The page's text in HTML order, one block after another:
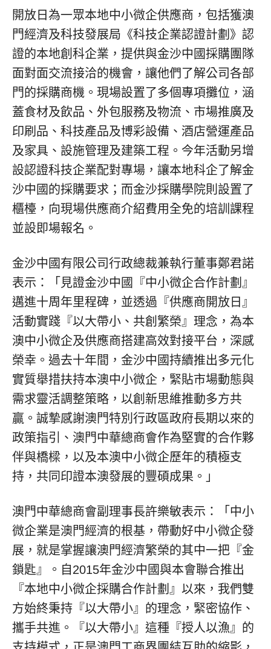
開放日為一眾本地中小微企供應商，包括獲澳
門經濟及科技發展局《科技企業認證計劃》認
證的本地創科企業，提供與金沙中國採購團隊
面對面交流接洽的機會，讓他們了解公司各部
門的採購商機。現場設置了多個專項攤位，涵
蓋食材及飲品、外包服務及物流、市場推廣及
印刷品、科技產品及博彩設備、酒店營運產品
及家具、設施管理及建築工程。今年活動另增
設認證科技企業配對專場，讓本地科企了解金
沙中國的採購要求；而金沙採購學院則設置了
櫃檯，向現場供應商介紹費用全免的培訓課程
並設即場報名。
金沙中國有限公司行政總裁兼執行董事鄭君諾
表示：「見證金沙中國『中小微企合作計劃』
邁進十周年里程碑，並透過『供應商開放日』
活動實踐『以大帶小、共創繁榮』理念，為本
澳中小微企及供應商搭建高效對接平台，深感
榮幸。過去十年間，金沙中國持續推出多元化
實質舉措扶持本澳中小微企，緊貼市場動態與
需求靈活調整策略，以創新思維推動多方共
贏。誠摯感謝澳門特別行政區政府長期以來的
政策指引、澳門中華總商會作為堅實的合作夥
伴與橋樑，以及本澳中小微企歷年的積極支
持，共同印證本澳發展的豐碩成果。」
澳門中華總商會副理事長許樂敏表示：「中小
微企業是澳門經濟的根基，帶動好中小微企發
展，就是掌握讓澳門經濟繁榮的其中一把『金
鎖匙』。自2015年金沙中國與本會聯合推出
『本地中小微企採購合作計劃』以來，我們雙
方始終秉持『以大帶小』的理念，緊密協作、
攜手共進。『以大帶小』這種『授人以漁』的